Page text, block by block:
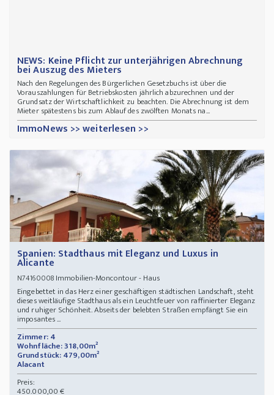
NEWS: Keine Pflicht zur unterjährigen Abrechnung
bei Auszug des Mieters
Nach den Regelungen des Bürgerlichen Gesetzbuchs ist über die
Vorauszahlungen für Betriebskosten jährlich abzurechnen und der
Grundsatz der Wirtschaftlichkeit zu beachten. Die Abrechnung ist dem
Mieter spätestens bis zum Ablauf des zwölften Monats na...
ImmoNews >> weiterlesen >>
Spanien: Stadthaus mit Eleganz und Luxus in
Alicante
N74160008Immobilien-Moncontour - Haus
Eingebettet in das Herz einer geschäftigen städtischen Landschaft, steht
dieses weitläufige Stadthaus als ein Leuchtfeuer von raffinierter Eleganz
und ruhiger Schönheit. Abseits der belebten Straßen empfängt Sie ein
imposantes ...
Zimmer: 4
Wohnfläche: 318,00m²
Grundstück: 479,00m²
Alacant
Preis:
450.000,00 €